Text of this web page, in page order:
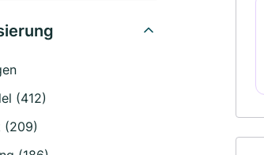
(412)
(209)